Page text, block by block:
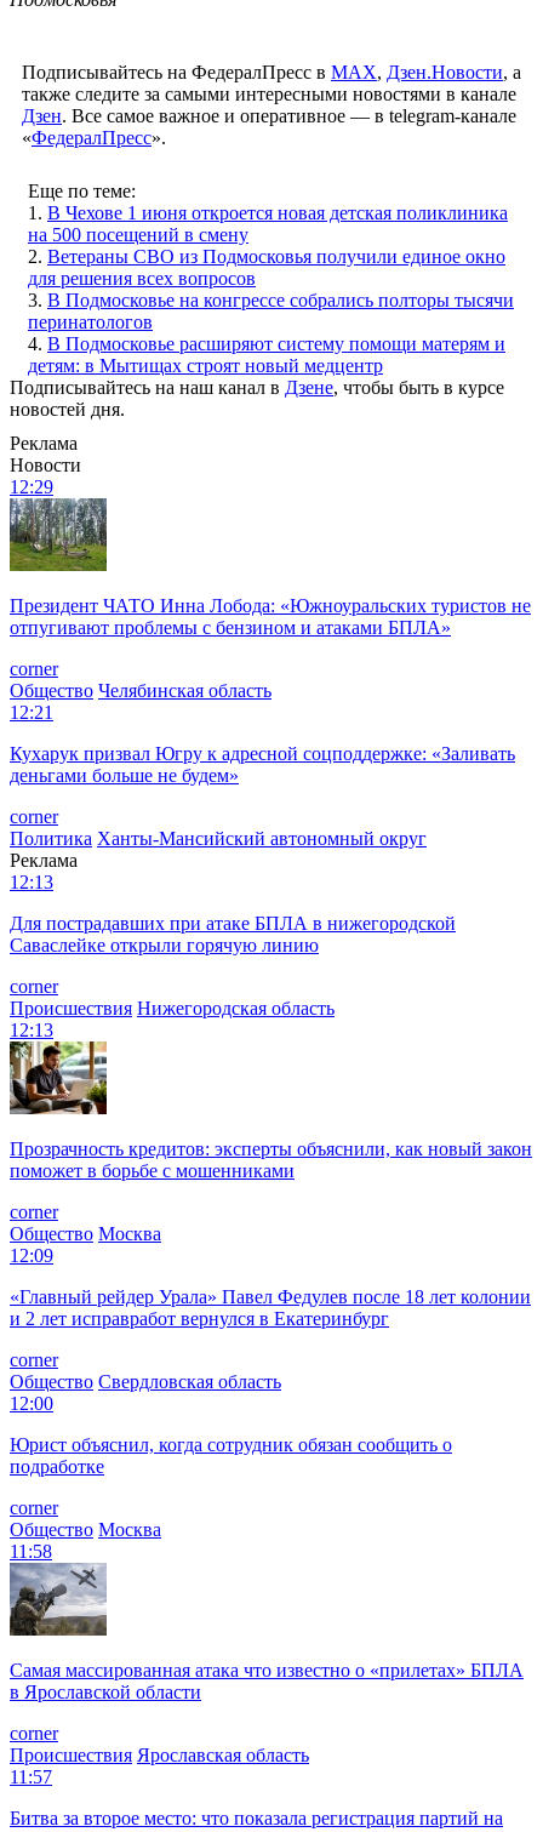
Подписывайтесь на ФедералПресс в МАХ, Дзен.Новости, а
также следите за самыми интересными новостями в канале
Дзен. Все самое важное и оперативное — в telegram-канале
«ФедералПресс».
Еще по теме:
1. В Чехове 1 июня откроется новая детская поликлиника
на 500 посещений в смену
2. Ветераны СВО из Подмосковья получили единое окно
для решения всех вопросов
3. В Подмосковье на конгрессе собрались полторы тысячи
перинатологов
4. В Подмосковье расширяют систему помощи матерям и
детям: в Мытищах строят новый медцентр
Подписывайтесь на наш канал в Дзене, чтобы быть в курсе
новостей дня.
Реклама
Новости
12:29
Президент ЧАТО Инна Лобода: «Южноуральских туристов не
отпугивают проблемы с бензином и атаками БПЛА»
corner
Общество Челябинская область
12:21
Кухарук призвал Югру к адресной соцподдержке: «Заливать
деньгами больше не будем»
corner
Политика Ханты-Мансийский автономный округ
Реклама
12:13
Для пострадавших при атаке БПЛА в нижегородской
Саваслейке открыли горячую линию
corner
Происшествия Нижегородская область
12:13
Прозрачность кредитов: эксперты объяснили, как новый закон
поможет в борьбе с мошенниками
corner
Общество Москва
12:09
«Главный рейдер Урала» Павел Федулев после 18 лет колонии
и 2 лет исправработ вернулся в Екатеринбург
corner
Общество Свердловская область
12:00
Юрист объяснил, когда сотрудник обязан сообщить о
подработке
corner
Общество Москва
11:58
Самая массированная атака что известно о «прилетах» БПЛА
в Ярославской области
corner
Происшествия Ярославская область
11:57
Битва за второе место: что показала регистрация партий на